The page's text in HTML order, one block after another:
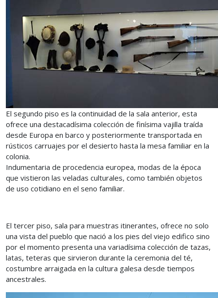
El segundo piso es la continuidad de la sala anterior, esta
ofrece una destacadísima colección de finísima vajilla traída
desde Europa en barco y posteriormente transportada en
rústicos carruajes por el desierto hasta la mesa familiar en la
colonia.
Indumentaria de procedencia europea, modas de la época
que vistieron las veladas culturales, como también objetos
de uso cotidiano en el seno familiar.
El tercer piso, sala para muestras itinerantes, ofrece no solo
una vista del pueblo que nació a los pies del viejo edifico sino
por el momento presenta una variadísima colección de tazas,
latas, teteras que sirvieron durante la ceremonia del té,
costumbre arraigada en la cultura galesa desde tiempos
ancestrales.